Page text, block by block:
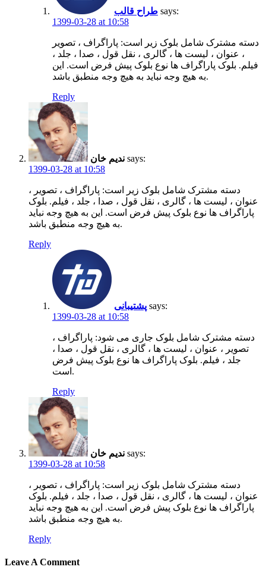
طراح قالب says:
1399-03-28 at 10:58
دسته مشترک شامل بلوک زیر است: پاراگراف ، تصویر
، عنوان ، لیست ها ، گالری ، نقل قول ، صدا ، جلد ،
فیلم. بلوک پاراگراف ها نوع بلوک پیش فرض است. این
به هیچ وجه نباید به هیچ وجه منطبق باشد.
Reply
ندیم خان says:
1399-03-28 at 10:58
دسته مشترک شامل بلوک زیر است: پاراگراف ، تصویر ،
عنوان ، لیست ها ، گالری ، نقل قول ، صدا ، جلد ، فیلم. بلوک
پاراگراف ها نوع بلوک پیش فرض است. این به هیچ وجه نباید
به هیچ وجه منطبق باشد.
Reply
پشتیبانی says:
1399-03-28 at 10:58
دسته مشترک شامل بلوک جاری می شود: پاراگراف ،
تصویر ، عنوان ، لیست ها ، گالری ، نقل قول ، صدا ،
جلد ، فیلم. بلوک پاراگراف ها نوع بلوک پیش فرض
است.
Reply
ندیم خان says:
1399-03-28 at 10:58
دسته مشترک شامل بلوک زیر است: پاراگراف ، تصویر ،
عنوان ، لیست ها ، گالری ، نقل قول ، صدا ، جلد ، فیلم. بلوک
پاراگراف ها نوع بلوک پیش فرض است. این به هیچ وجه نباید
به هیچ وجه منطبق باشد.
Reply
Leave A Comment